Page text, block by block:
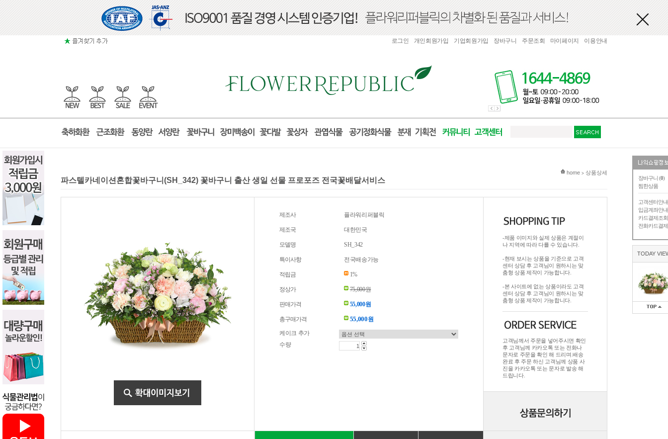
장바구니 (0)
찜한상품
고객센터안내
입금계좌안내
카드결제조회
전화카드결제
TODAY
로그인 개인회원가입 기업회원가입 장바구니 주문조회 마이페이지 이용안내
현재 위치
home > 상품상세
파스텔카네이션혼합꽃바구니(SH_342) 꽃바구니 출산 생일 선물 프로포즈 전국꽃배달서비스
제조사 플라워리퍼블릭
제조국 대한민국
모델명 SH_342
특이사항 전국배송가능
적립금 1%
정상가 75,000원
판매가격 55,000원
총구매가격 55,000원
케이크 추가
수량
-제품 이미지와 실제 상품은 계절이
나 지역에 따라 다를 수 있습니다.
-현재 보시는 상품을 기준으로 고객
센터 상담 후 고객님이 원하시는 맞
춤형 상품 제작이 가능합니다.
-본 사이트에 없는 상품이라도 고객
센터 상담 후 고객님이 원하시는 맞
춤형 상품 제작이 가능합니다.
고객님께서 주문을 넣어주시면 확인
후 고객님께 카카오톡 또는 전화나
문자로 주문을 확인 해 드리며.배송
완료 후 주문 하신 고객님께 상품 사
진을 카카오톡 또는 문자로 발송 해
드립니다.